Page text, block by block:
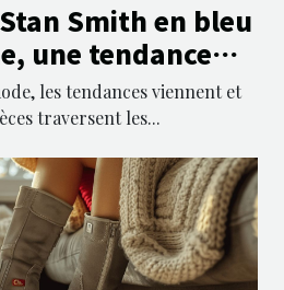
Smith en bleu
une tendance
les tendances viennent et
traversent les...